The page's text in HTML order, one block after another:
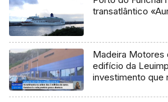
transatlântico
Madeira Motores
edifício da
investimento que